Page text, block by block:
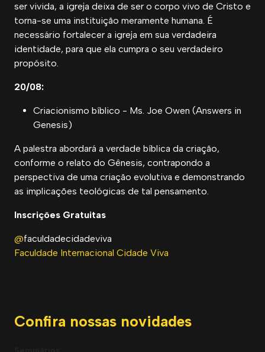
ser vivida, a igreja deixa de ser o corpo vivo de Cristo e
torna-se uma instituição meramente humana. É
necessário fortalecer a igreja em sua verdadeira
identidade, para que ela cumpra o seu verdadeiro
propósito.
20/08:
Criacionismo bíblico - Ms. Joe Owen (Answers in
Genesis)
A palestra abordará a verdade bíblica da criação,
conforme o relato do Gênesis, contrapondo a
perspectiva de uma criação evolutiva e demonstrando
as implicações teológicas de tal pensamento.
Inscrições Gratuitas
@faculdadecidadeviva
Faculdade Internacional Cidade Viva
Confira nossas novidades